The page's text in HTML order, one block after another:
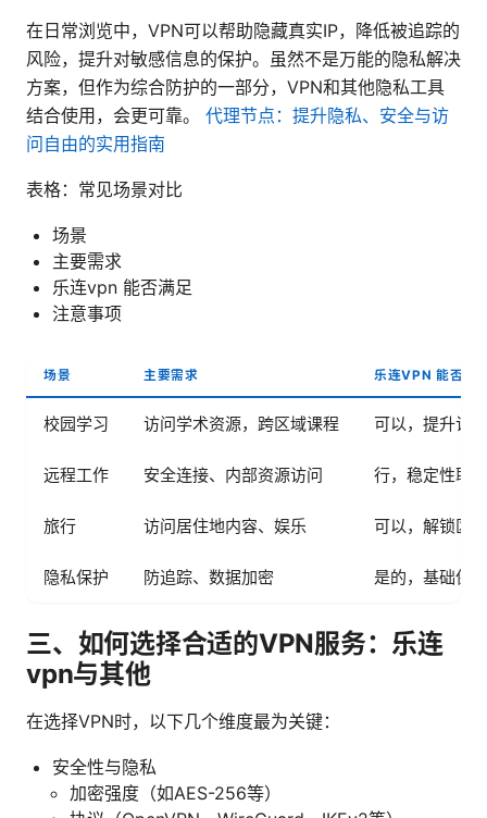
在日常浏览中，VPN可以帮助隐藏真实IP，降低被追踪的
风险，提升对敏感信息的保护。虽然不是万能的隐私解决
方案，但作为综合防护的一部分，VPN和其他隐私工具
结合使用，会更可靠。 代理节点：提升隐私、安全与访
问自由的实用指南
表格：常见场景对比
场景
主要需求
乐连vpn 能否满足
注意事项
场景 主要需求 乐连VPN 能否满
校园学习 访问学术资源，跨区域课程 可以，提升访
远程工作 安全连接、内部资源访问 行，稳定性取
旅行 访问居住地内容、娱乐 可以，解锁区
隐私保护 防追踪、数据加密 是的，基础保护
三、如何选择合适的VPN服务：乐连
vpn与其他
在选择VPN时，以下几个维度最为关键：
安全性与隐私
加密强度（如AES-256等）